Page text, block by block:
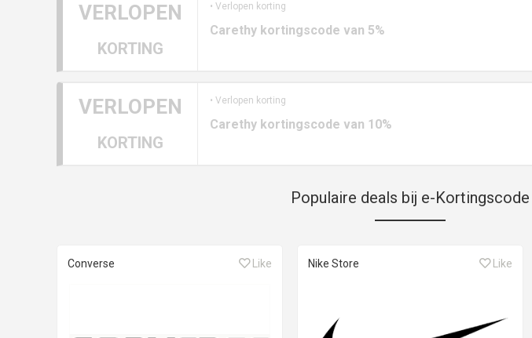
VERLOPEN
KORTING
• Verlopen korting
Carethy kortingscode van 5%
VERLOPEN
KORTING
• Verlopen korting
Carethy kortingscode van 10%
Populaire deals bij e-Kortingscode
Converse Like Nike Store Like